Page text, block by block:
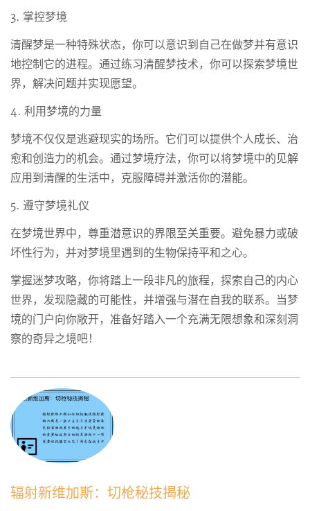
3. 掌控梦境
清醒梦是一种特殊状态，你可以意识到自己在做梦并有意识
地控制它的进程。通过练习清醒梦技术，你可以探索梦境世
界，解决问题并实现愿望。
4. 利用梦境的力量
梦境不仅仅是逃避现实的场所。它们可以提供个人成长、治
愈和创造力的机会。通过梦境疗法，你可以将梦境中的见解
应用到清醒的生活中，克服障碍并激活你的潜能。
5. 遵守梦境礼仪
在梦境世界中，尊重潜意识的界限至关重要。避免暴力或破
坏性行为，并对梦境里遇到的生物保持平和之心。
掌握迷梦攻略，你将踏上一段非凡的旅程，探索自己的内心
世界，发现隐藏的可能性，并增强与潜在自我的联系。当梦
境的门户向你敞开，准备好踏入一个充满无限想象和深刻洞
察的奇异之境吧！
辐射新维加斯：切枪秘技揭秘